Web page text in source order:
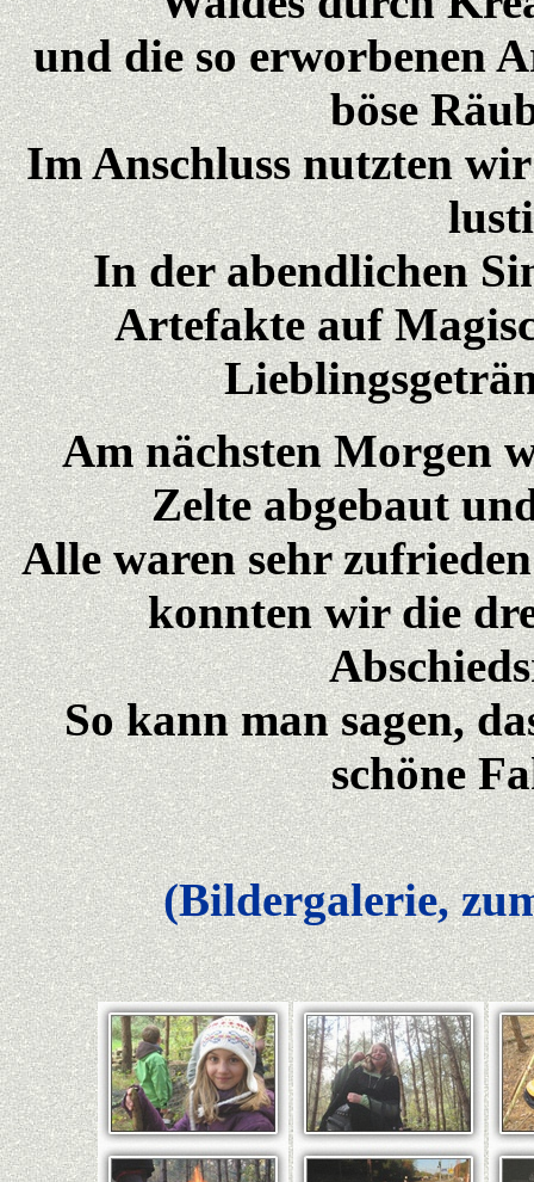
und die so erworbenen
böse
Im Anschluss nutzten
In der abendlichen
Artefakte auf
Am nächsten Morgen
Zelte abgebaut
Alle waren sehr
konnten wir die
So kann man sagen,
schöne
(Bildergalerie,